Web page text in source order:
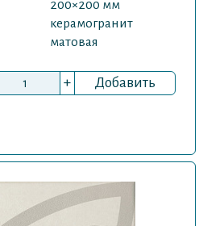
200×200 мм
керамогранит
матовая
+ Добавить